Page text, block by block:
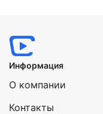
Информация
О компании
Контакты